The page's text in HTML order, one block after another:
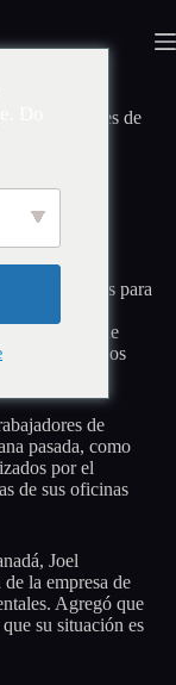
las donaciones de
donaciones para
fechas
huelga de
envíos de los
de
pasada, como
por el
de sus oficinas
Joel
la empresa de
Agregó que
su situación es